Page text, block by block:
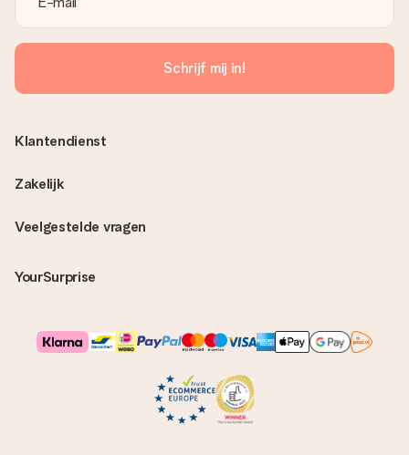
Schrijf mij in!
Veelgestelde vragen
YourSurprise
Klantendienst
Zakelijk